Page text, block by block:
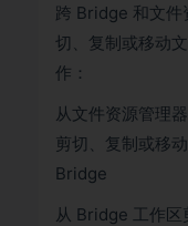
跨 Bridge 和文
切、复制或移动
作：
从文件资源管理
剪切、复制或移
Bridge
从 Bridge 工作区